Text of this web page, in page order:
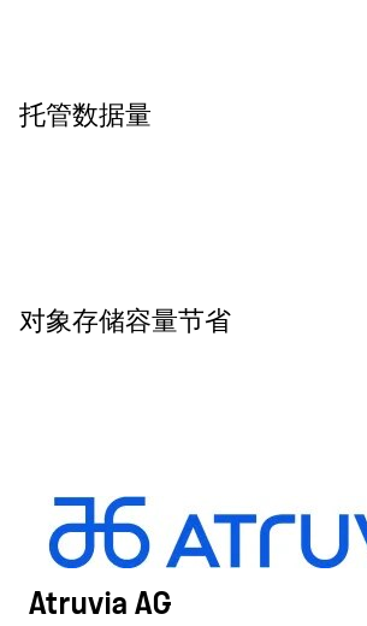
托管数据量
对象存储容量节省
Atruvia AG